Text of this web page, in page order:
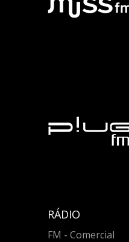
RÁDIO
FM - Comercial